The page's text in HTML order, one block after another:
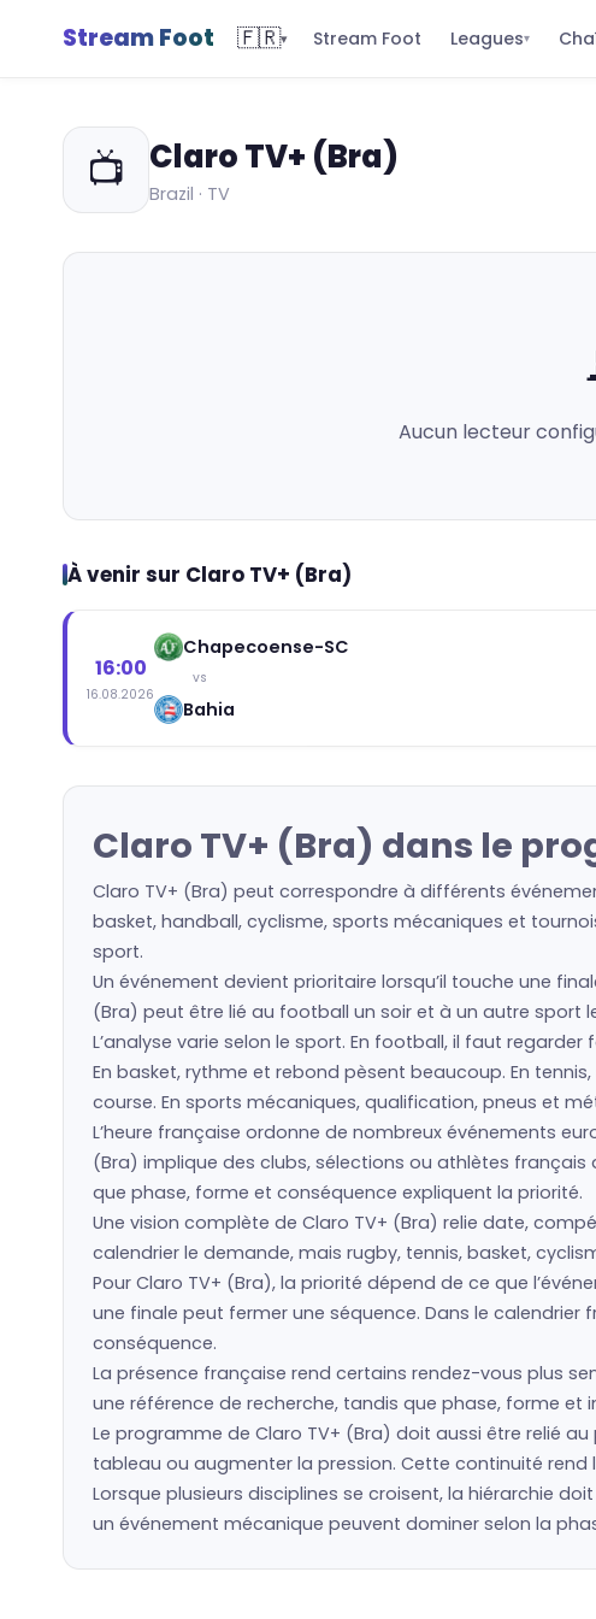
Stream Foot 🇫🇷▾ Stream Foot Leagues▾
📺 Claro TV+ (Bra)
Brazil · TV
Aucun lecteur
À venir sur Claro TV+ (Bra)
16:00
16.08.2026
Chapecoense-SC
vs
Bahia
Claro TV+ (Bra) dans le
Claro TV+ (Bra) peut correspondre à différents
basket, handball, cyclisme, sports mécaniques et
sport.
Un événement devient prioritaire lorsqu’il touche une
(Bra) peut être lié au football un soir et à un autre sport
L’analyse varie selon le sport. En football, il faut
En basket, rythme et rebond pèsent beaucoup. En
course. En sports mécaniques, qualification, pneus et
L’heure française ordonne de nombreux événements
(Bra) implique des clubs, sélections ou athlètes
que phase, forme et conséquence expliquent la priorité.
Une vision complète de Claro TV+ (Bra) relie date,
calendrier le demande, mais rugby, tennis, basket,
Pour Claro TV+ (Bra), la priorité dépend de ce que
une finale peut fermer une séquence. Dans le
conséquence.
La présence française rend certains rendez-vous plus
une référence de recherche, tandis que phase, forme et
Le programme de Claro TV+ (Bra) doit aussi être relié
tableau ou augmenter la pression. Cette continuité rend
Lorsque plusieurs disciplines se croisent, la hiérarchie
un événement mécanique peuvent dominer selon la